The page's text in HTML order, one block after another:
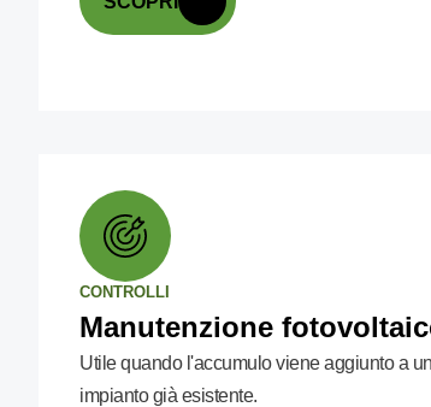
CONTROLLI
Manutenzione
Utile quando l'accumulo viene aggiunto a un
impianto già esistente.